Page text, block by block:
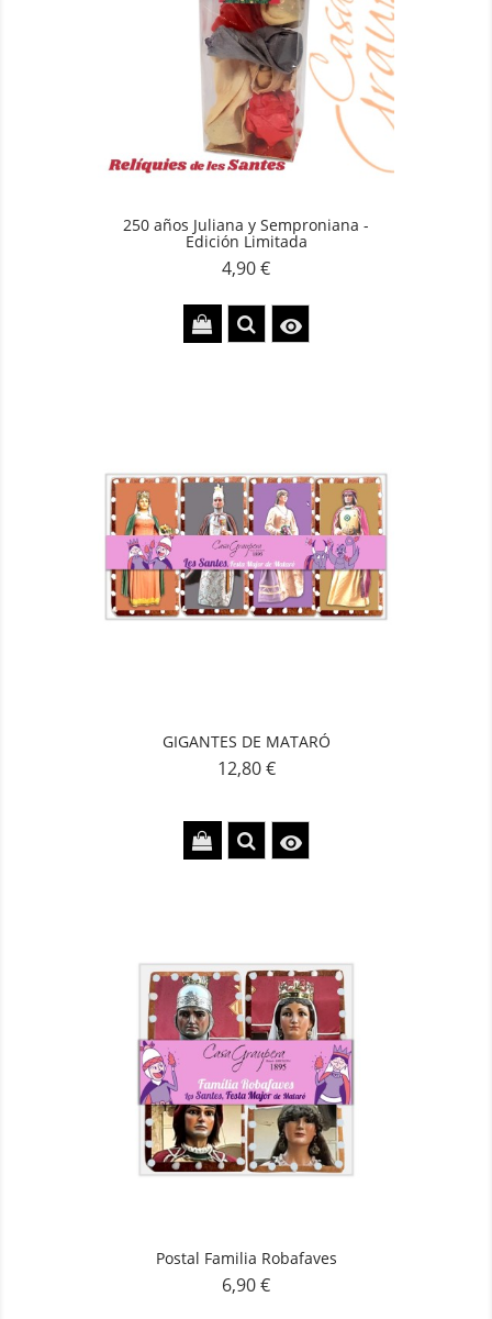
250 años Juliana y Semproniana -
Edición Limitada
Precio
4,90 €

GIGANTES DE MATARÓ
Precio
12,80 €

Postal Familia Robafaves
Precio
6,90 €